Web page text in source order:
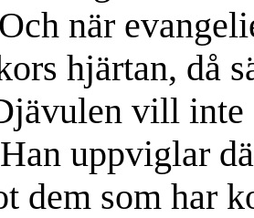
när
hjärtan, då
vill inte
uppviglar
dem som har